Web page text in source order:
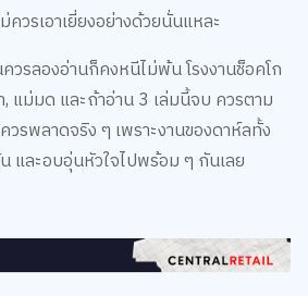
วรลองอ่านก็คงหนีไม่พ้น โรงงานช็อคโก
แม่มด และถ้าอ่าน 3 เล่มนี้จบ ควรตาม
วรพลาดจริง ๆ เพราะงานของดาห์ลทั้ง
และอบอุ่นหัวใจไปพร้อม ๆ กันเลย